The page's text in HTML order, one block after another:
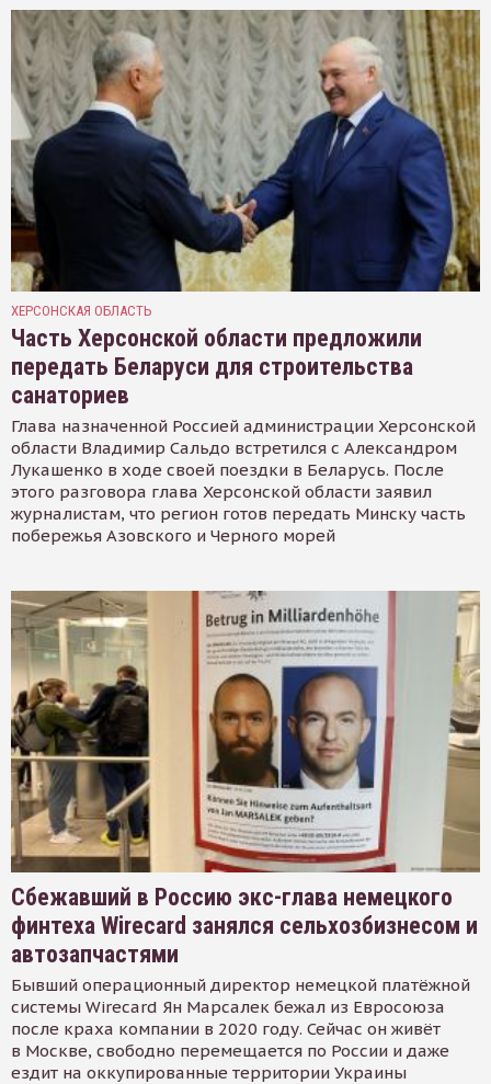
ХЕРСОНСКАЯ ОБЛАСТЬ
Часть Херсонской области предложили
передать Беларуси для строительства
санаториев
Глава назначенной Россией администрации Херсонской
области Владимир Сальдо встретился с Александром
Лукашенко в ходе своей поездки в Беларусь. После
этого разговора глава Херсонской области заявил
журналистам, что регион готов передать Минску часть
побережья Азовского и Черного морей
Сбежавший в Россию экс-глава немецкого
финтеха Wirecard занялся сельхозбизнесом и
автозапчастями
Бывший операционный директор немецкой платёжной
системы Wirecard Ян Марсалек бежал из Евросоюза
после краха компании в 2020 году. Сейчас он живёт
в Москве, свободно перемещается по России и даже
ездит на оккупированные территории Украины